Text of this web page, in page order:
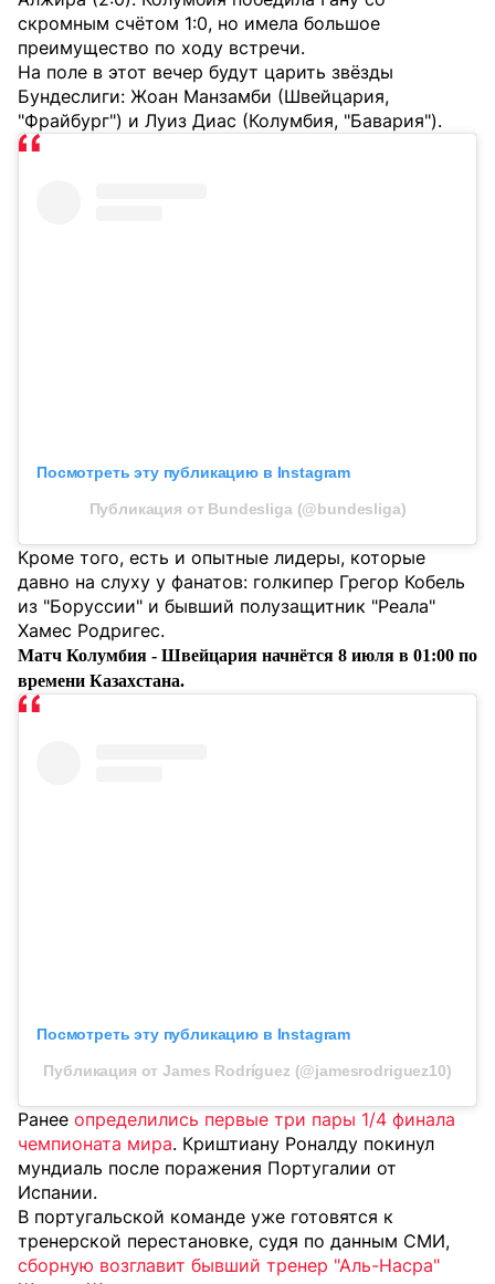
скромным счётом 1:0, но имела большое
преимущество по ходу встречи.
На поле в этот вечер будут царить звёзды
Бундеслиги: Жоан Манзамби (Швейцария,
"Фрайбург") и Луиз Диас (Колумбия, "Бавария").
Посмотреть эту публикацию в Instagram
Публикация от Bundesliga (@bundesliga)
Кроме того, есть и опытные лидеры, которые
давно на слуху у фанатов: голкипер Грегор Кобель
из "Боруссии" и бывший полузащитник "Реала"
Хамес Родригес.
Матч Колумбия - Швейцария начнётся 8 июля в 01:00 по
времени Казахстана.
Посмотреть эту публикацию в Instagram
Публикация от James Rodríguez (@jamesrodriguez10)
Ранее определились первые три пары 1/4 финала
чемпионата мира. Криштиану Роналду покинул
мундиаль после поражения Португалии от
Испании.
В португальской команде уже готовятся к
тренерской перестановке, судя по данным СМИ,
сборную возглавит бывший тренер "Аль-Насра"